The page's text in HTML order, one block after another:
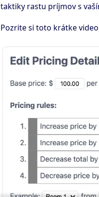
taktiky rastu príjmov s
Pozrite si toto krátke